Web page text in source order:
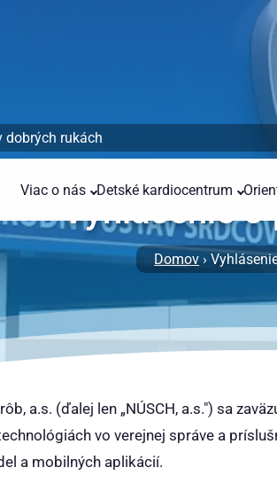
dobrých rukách
Viac o nás Detské kardiocentrum
Vyhlásenie
Domov ›
a.s. (ďalej len „NÚSCH, a.s.") sa
vo verejnej správe a
a mobilných aplikácií.